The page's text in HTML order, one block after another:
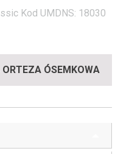
Kod UMDNS: 18030
ORTEZA ÓSEMKOWA